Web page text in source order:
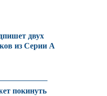
двух
из Серии A
покинуть